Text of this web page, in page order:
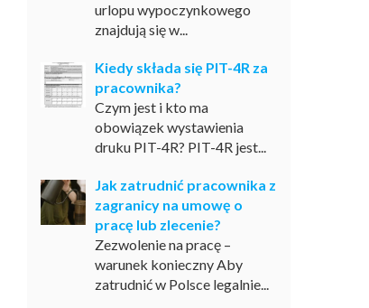
urlopu wypoczynkowego
znajdują się w...
Kiedy składa się PIT-4R za
pracownika?
Czym jest i kto ma
obowiązek wystawienia
druku PIT-4R? PIT-4R jest...
Jak zatrudnić pracownika z
zagranicy na umowę o
pracę lub zlecenie?
Zezwolenie na pracę –
warunek konieczny Aby
zatrudnić w Polsce legalnie...